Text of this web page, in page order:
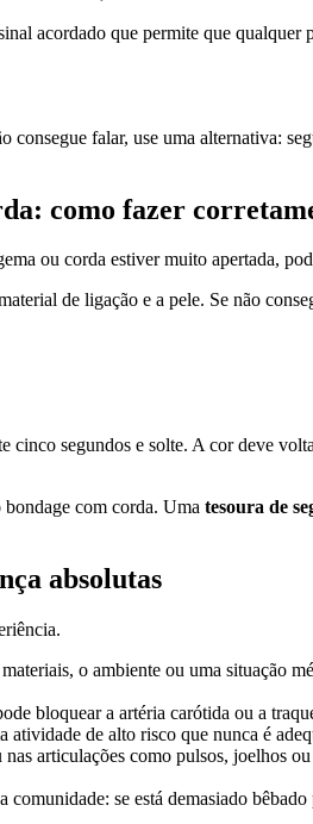
acordado que permite que
consegue falar, use uma alternativa:
como fazer
ou corda estiver muito apertada,
de ligação e a pele. Se não
segundos e solte. A cor deve
bondage com corda. Uma tesoura de
absolutas
o ambiente ou uma situação
bloquear a artéria carótida ou a
atividade de alto risco que nunca é
articulações como pulsos, joelhos
comunidade: se está demasiado